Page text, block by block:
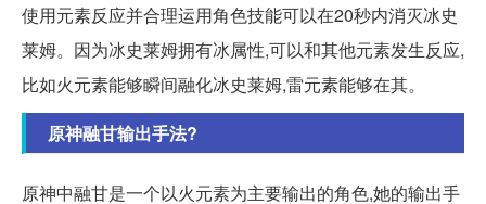
使用元素反应并合理运用角色技能可以在20秒内消灭冰史
莱姆。因为冰史莱姆拥有冰属性,可以和其他元素发生反应,
比如火元素能够瞬间融化冰史莱姆,雷元素能够在其。
原神融甘输出手法?
原神中融甘是一个以火元素为主要输出的角色,她的输出手